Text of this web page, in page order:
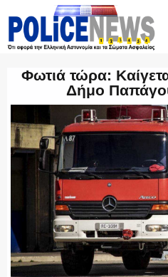
ΤΡΟΧΑΙΑ
ΟΜΑΔΑ “Ζ”
ΕΚΑΜ
Φωτιά τώρα:
Δήμο